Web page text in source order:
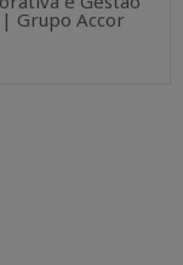
Grupo Accor